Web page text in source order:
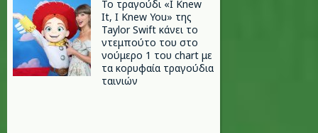
Το τραγούδι «I Knew
It, I Knew You» της
Taylor Swift κάνει το
ντεμπούτο του στο
νούμερο 1 του chart με
τα κορυφαία τραγούδια
ταινιών